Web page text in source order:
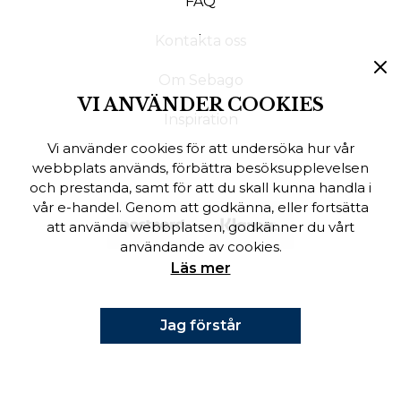
Kontakta oss
Om Sebago
Inspiration
VI ANVÄNDER COOKIES
Vi använder cookies för att undersöka hur vår
webbplats används, förbättra besöksupplevelsen
och prestanda, samt för att du skall kunna handla i
vår e-handel. Genom att godkänna, eller fortsätta
att använda webbplatsen, godkänner du vårt
användande av cookies.
Läs mer
Jag förstår